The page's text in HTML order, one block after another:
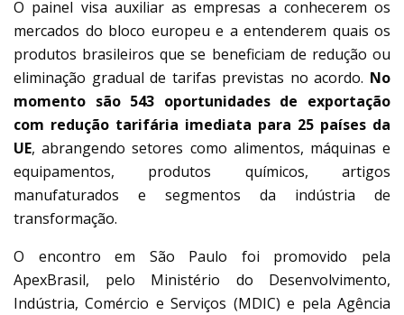
O painel visa auxiliar as empresas a conhecerem os
mercados do bloco europeu e a entenderem quais os
produtos brasileiros que se beneficiam de redução ou
eliminação gradual de tarifas previstas no acordo. No
momento são 543 oportunidades de exportação
com redução tarifária imediata para 25 países da
UE, abrangendo setores como alimentos, máquinas e
equipamentos, produtos químicos, artigos
manufaturados e segmentos da indústria de
transformação.
O encontro em São Paulo foi promovido pela
ApexBrasil, pelo Ministério do Desenvolvimento,
Indústria, Comércio e Serviços (MDIC) e pela Agência